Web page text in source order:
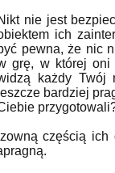
nie jest
ich
pewna, że nic
grę, w której oni
każdy Twój
bardziej
częścią